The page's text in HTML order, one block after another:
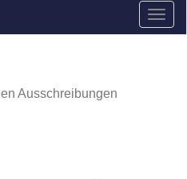
Ausschreibungen